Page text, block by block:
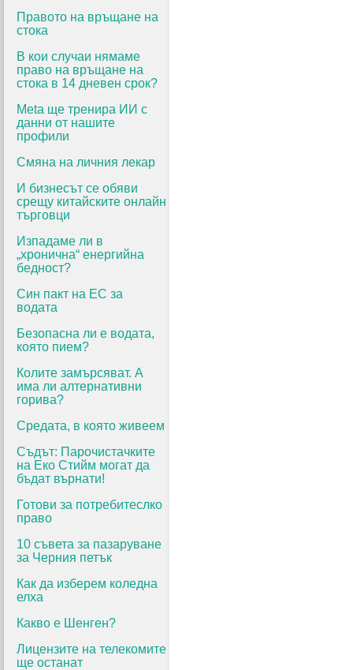
Правото на връщане на
стока
В кои случаи нямаме
право на връщане на
стока в 14 дневен срок?
Meta ще тренира ИИ с
данни от нашите
профили
Смяна на личния лекар
И бизнесът се обяви
срещу китайските онлайн
търговци
Изпадаме ли в
„хронична“ енергийна
бедност?
Син пакт на ЕС за
водата
Безопасна ли е водата,
която пием?
Колите замърсяват. А
има ли алтернативни
горива?
Средата, в която живеем
Съдът: Парочистачките
на Еко Стийм могат да
бъдат върнати!
Готови за потребитеслко
право
10 съвета за пазаруване
за Черния петък
Как да изберем коледна
елха
Какво е Шенген?
Лицензите на телекомите
ще останат